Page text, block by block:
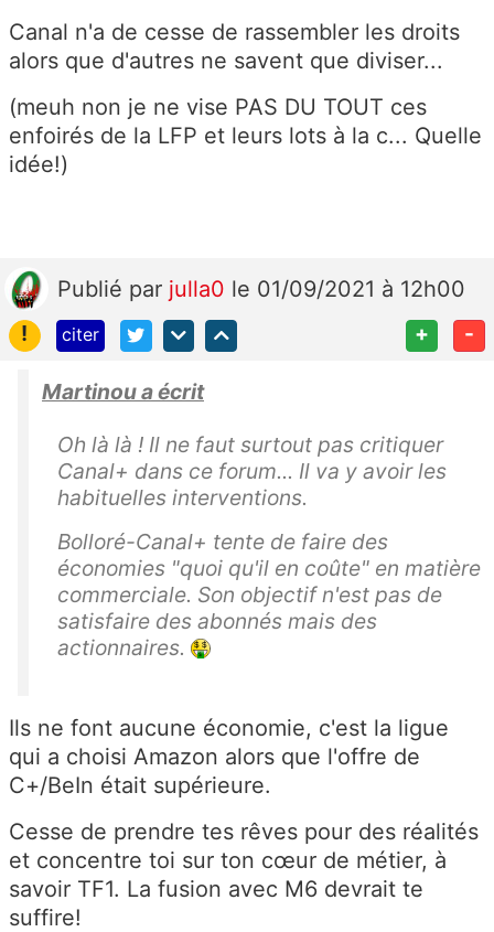
Canal n'a de cesse de rassembler les droits
alors que d'autres ne savent que diviser...
(meuh non je ne vise PAS DU TOUT ces
enfoirés de la LFP et leurs lots à la c... Quelle
idée!)
Publié par julla0 le 01/09/2021 à 12h00
!
citer + -
Martinou a écrit
Oh là là ! Il ne faut surtout pas critiquer
Canal+ dans ce forum... Il va y avoir les
habituelles interventions.
Bolloré-Canal+ tente de faire des
économies "quoi qu'il en coûte" en matière
commerciale. Son objectif n'est pas de
satisfaire des abonnés mais des
actionnaires.
Ils ne font aucune économie, c'est la ligue
qui a choisi Amazon alors que l'offre de
C+/BeIn était supérieure.
Cesse de prendre tes rêves pour des réalités
et concentre toi sur ton cœur de métier, à
savoir TF1. La fusion avec M6 devrait te
suffire!